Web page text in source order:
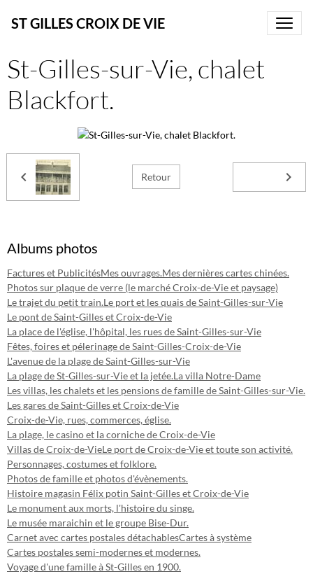
ST GILLES CROIX DE VIE
St-Gilles-sur-Vie, chalet
Blackfort.
Retour
Albums photos
Factures et PublicitésMes ouvrages.Mes dernières cartes chinées.
Photos sur plaque de verre (le marché Croix-de-Vie et paysage)
Le trajet du petit train.Le port et les quais de Saint-Gilles-sur-Vie
Le pont de Saint-Gilles et Croix-de-Vie
La place de l'église, l'hôpital, les rues de Saint-Gilles-sur-Vie
Fêtes, foires et pélerinage de Saint-Gilles-Croix-de-Vie
L'avenue de la plage de Saint-Gilles-sur-Vie
La plage de St-Gilles-sur-Vie et la jetée.La villa Notre-Dame
Les villas, les chalets et les pensions de famille de Saint-Gilles-sur-Vie.
Les gares de Saint-Gilles et Croix-de-Vie
Croix-de-Vie, rues, commerces, église.
La plage, le casino et la corniche de Croix-de-Vie
Villas de Croix-de-VieLe port de Croix-de-Vie et toute son activité.
Personnages, costumes et folklore.
Photos de famille et photos d'évènements.
Histoire magasin Félix potin Saint-Gilles et Croix-de-Vie
Le monument aux morts, l'histoire du singe.
Le musée maraichin et le groupe Bise-Dur.
Carnet avec cartes postales détachablesCartes à système
Cartes postales semi-modernes et modernes.
Voyage d'une famille à St-Gilles en 1900.